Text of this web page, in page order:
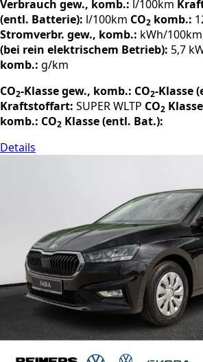
Verbrauch gew., komb.: l/100km
(entl. Batterie): l/100km CO2 komb.:
Stromverbr. gew., komb.: kWh/100km
(bei rein elektrischem Betrieb): 5,7
komb.: g/km
CO2-Klasse gew., komb.: CO2-Klasse
Kraftstoffart: SUPERWLTP CO2
komb.: CO2 Klasse (entl. Bat.):
Details